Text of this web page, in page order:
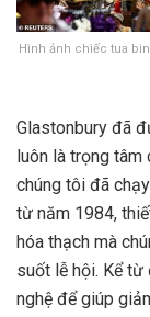
Hình ảnh chiếc tua
Glastonbury đã
luôn là trọng
chúng tôi đã
từ năm 1984,
hóa thạch mà
suốt lễ hội. Kể
nghệ để giúp